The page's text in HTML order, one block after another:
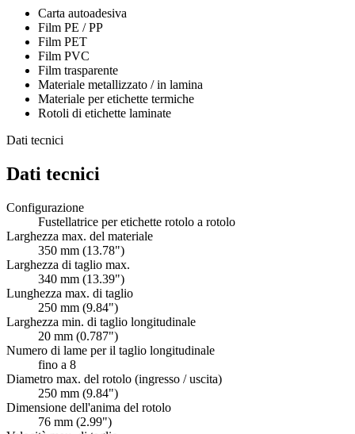
Carta autoadesiva
Film PE / PP
Film PET
Film PVC
Film trasparente
Materiale metallizzato / in lamina
Materiale per etichette termiche
Rotoli di etichette laminate
Dati tecnici
Dati tecnici
Configurazione
Fustellatrice per etichette rotolo a rotolo
Larghezza max. del materiale
350 mm (13.78")
Larghezza di taglio max.
340 mm (13.39")
Lunghezza max. di taglio
250 mm (9.84")
Larghezza min. di taglio longitudinale
20 mm (0.787")
Numero di lame per il taglio longitudinale
fino a 8
Diametro max. del rotolo (ingresso / uscita)
250 mm (9.84")
Dimensione dell'anima del rotolo
76 mm (2.99")